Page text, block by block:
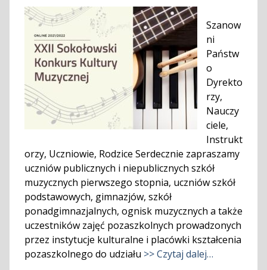
Szanow
ni
Państw
o
Dyrekto
rzy,
Nauczy
ciele,
Instrukt
orzy, Uczniowie, Rodzice Serdecznie zapraszamy
uczniów publicznych i niepublicznych szkół
muzycznych pierwszego stopnia, uczniów szkół
podstawowych, gimnazjów, szkół
ponadgimnazjalnych, ognisk muzycznych a także
uczestników zajęć pozaszkolnych prowadzonych
przez instytucje kulturalne i placówki kształcenia
pozaszkolnego do udziału >> Czytaj dalej…